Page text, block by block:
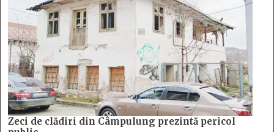
Zeci de clădiri din Câmpulung prezintă pericol